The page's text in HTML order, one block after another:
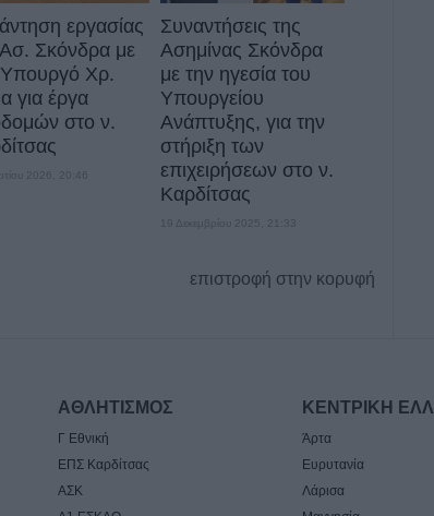
εργασίας
Σκόνδρα με
Χρ.
για έργα
στο ν.
2026, 20:46
Συναντήσεις της
Ασημίνας Σκόνδρα
με την ηγεσία του
Υπουργείου
Ανάπτυξης, για την
στήριξη των
επιχειρήσεων στο ν.
Καρδίτσας
19 Δεκεμβρίου 2025, 21:33
επιστροφή στην κορυφή
ΑΘΛΗΤΙΣΜΟΣ
Γ Εθνική
ΕΠΣ Καρδίτσας
ΑΣΚ
ΚΕΝΤΡΙΚΗ
Άρτα
Ευρυτανία
Λάρισα